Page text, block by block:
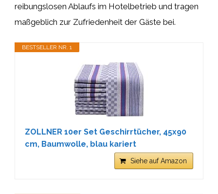
reibungslosen Ablaufs im Hotelbetrieb und tragen
maßgeblich zur Zufriedenheit der Gäste bei.
BESTSELLER NR. 1
ZOLLNER 10er Set Geschirrtücher, 45x90
cm, Baumwolle, blau kariert
Siehe auf Amazon